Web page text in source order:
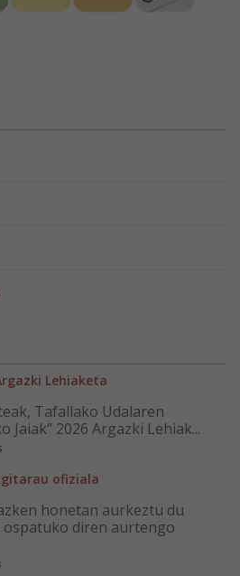
Lehiaketa
Tafallako Udalaren
Jaiak” 2026 Argazki Lehiak...
ofiziala
honetan aurkeztu du
diren aurtengo